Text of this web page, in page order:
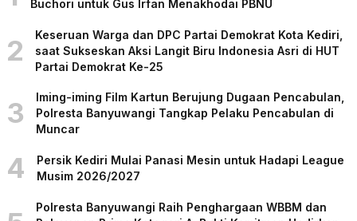
Buchori untuk Gus Irfan Menakhodai PBNU
2
Keseruan Warga dan DPC Partai Demokrat Kota Kediri,
saat Sukseskan Aksi Langit Biru Indonesia Asri di HUT
Partai Demokrat Ke-25
3
Iming-iming Film Kartun Berujung Dugaan Pencabulan,
Polresta Banyuwangi Tangkap Pelaku Pencabulan di
Muncar
4
Persik Kediri Mulai Panasi Mesin untuk Hadapi League
Musim 2026/2027
Polresta Banyuwangi Raih Penghargaan WBBM dan